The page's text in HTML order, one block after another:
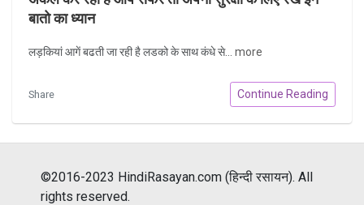
बातो का ध्यान
लड़कियां आगें बढती जा रही है लडको के साथ कंधे से... more
Share Continue Reading
©2016-2023 HindiRasayan.com (हिन्दी रसायन). All
rights reserved.